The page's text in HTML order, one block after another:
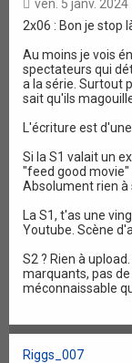
ven. 5 janv. 2024
2x06 : Bon je stop
Au moins je vois
spectateurs qui
a la série. Surtout
sait qu'ils
L'écriture est
Si la S1 valait un
"feed good movie"
Absolument rien à
La S1, t'as une
Youtube. Scène
S2 ? Rien à
marquants, pas
méconnaissable
Riggs_007